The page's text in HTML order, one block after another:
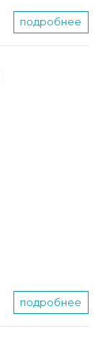
подробнее
подробнее